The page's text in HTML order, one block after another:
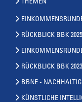
THEMEN
RÜCKBLICK BBK 2025
RÜCKBLICK BBK 2023
BBNE -
KÜNSTLICHE